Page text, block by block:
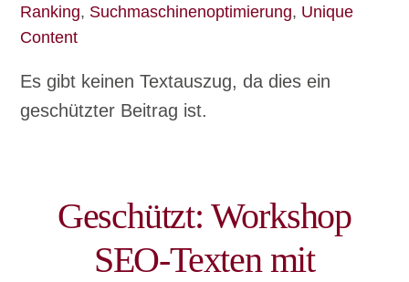
Ranking, Suchmaschinenoptimierung, Unique
Content
Es gibt keinen Textauszug, da dies ein
geschützter Beitrag ist.
Geschützt: Workshop
SEO-Texten mit